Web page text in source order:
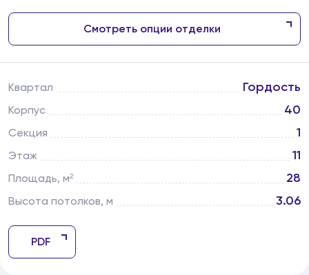
Квартал Гордость
Корпус 40
Секция 1
Этаж 11
Площадь, м² 28
Высота потолков, м 3.06
PDF
Смотреть опции отделки